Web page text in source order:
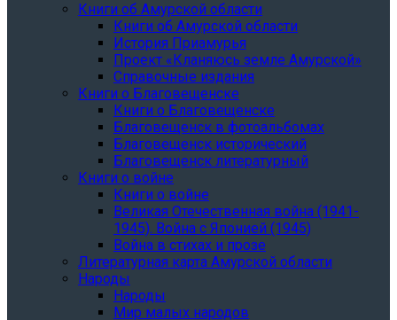
Книги об Амурской области
Книги об Амурской области
История Приамурья
Проект «Кланяюсь земле Амурской»
Справочные издания
Книги о Благовещенске
Книги о Благовещенске
Благовещенск в фотоальбомах
Благовещенск исторический
Благовещенск литературный
Книги о войне
Книги о войне
Великая Отечественная война (1941-
1945). Война с Японией (1945)
Война в стихах и прозе
Литературная карта Амурской области
Народы
Народы
Мир малых народов